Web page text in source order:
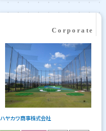
ハヤカワ商事株式会社